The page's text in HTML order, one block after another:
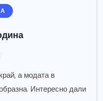
а модата в
Интересно дали